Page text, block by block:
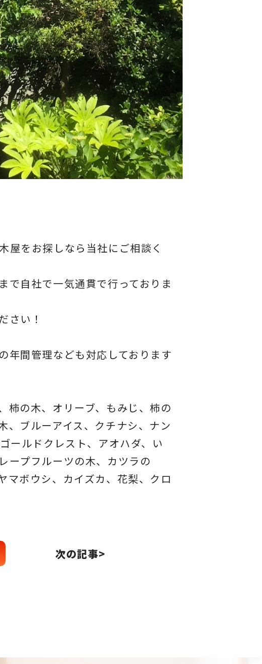
屋をお探しなら当社にご相談く
で自社で一気通貫で行っておりま
さい！
年間管理なども対応しております
柿の木、オリーブ、もみじ、柿の
、ブルーアイス、クチナシ、ナン
ールドクレスト、アオハダ、い
ープフルーツの木、カツラの
マボウシ、カイズカ、花梨、クロ
次の記事>